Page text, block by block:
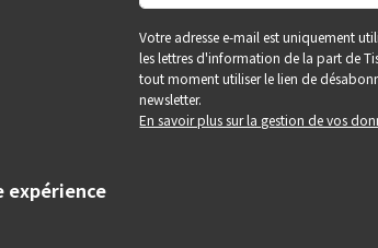
Votre adresse e-mail est uniquement
les lettres d'information de la part de
tout moment utiliser le lien de
newsletter.
En savoir plus sur la gestion de vos
toulousaine.
expérience